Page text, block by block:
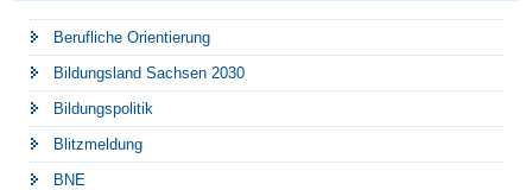
Berufliche Orientierung
Bildungsland Sachsen 2030
Bildungspolitik
Blitzmeldung
BNE